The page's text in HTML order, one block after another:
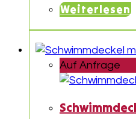
Weiterlesen
Auf Anfrage